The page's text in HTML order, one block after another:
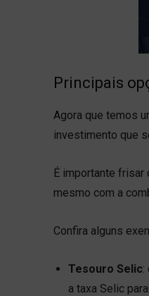
Principais
Agora que temos
investimento que
É importante
mesmo com a
Confira alguns
Tesouro Selic:
a taxa Selic